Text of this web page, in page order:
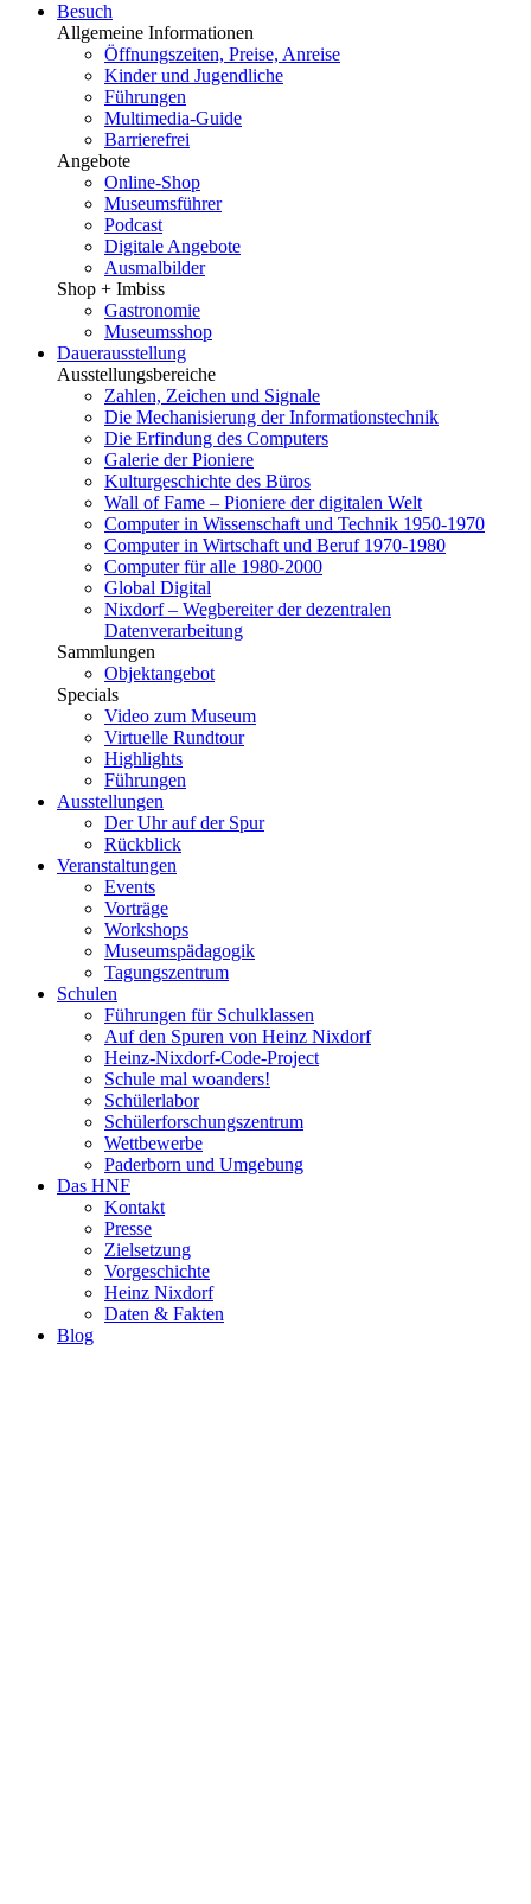
Besuch
Allgemeine Informationen
Öffnungszeiten, Preise, Anreise
Kinder und Jugendliche
Führungen
Multimedia-Guide
Barrierefrei
Angebote
Online-Shop
Museumsführer
Podcast
Digitale Angebote
Ausmalbilder
Shop + Imbiss
Gastronomie
Museumsshop
Dauerausstellung
Ausstellungsbereiche
Zahlen, Zeichen und Signale
Die Mechanisierung der Informationstechnik
Die Erfindung des Computers
Galerie der Pioniere
Kulturgeschichte des Büros
Wall of Fame – Pioniere der digitalen Welt
Computer in Wissenschaft und Technik 1950-1970
Computer in Wirtschaft und Beruf 1970-1980
Computer für alle 1980-2000
Global Digital
Nixdorf – Wegbereiter der dezentralen
Datenverarbeitung
Sammlungen
Objektangebot
Specials
Video zum Museum
Virtuelle Rundtour
Highlights
Führungen
Ausstellungen
Der Uhr auf der Spur
Rückblick
Veranstaltungen
Events
Vorträge
Workshops
Museumspädagogik
Tagungszentrum
Schulen
Führungen für Schulklassen
Auf den Spuren von Heinz Nixdorf
Heinz-Nixdorf-Code-Project
Schule mal woanders!
Schülerlabor
Schülerforschungszentrum
Wettbewerbe
Paderborn und Umgebung
Das HNF
Kontakt
Presse
Zielsetzung
Vorgeschichte
Heinz Nixdorf
Daten & Fakten
Blog